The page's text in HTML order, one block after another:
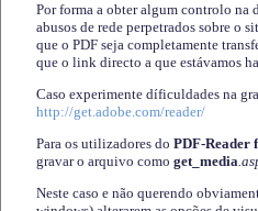
Por forma a obter algum controlo na
abusos de rede perpetrados sobre o
que o PDF seja completamente
que o link directo a que estávamos
Caso experimente díficuldades na
http://get.adobe.com/reader/
Para os utilizadores do PDF-Reader
gravar o arquivo como get_media
Neste caso e não querendo